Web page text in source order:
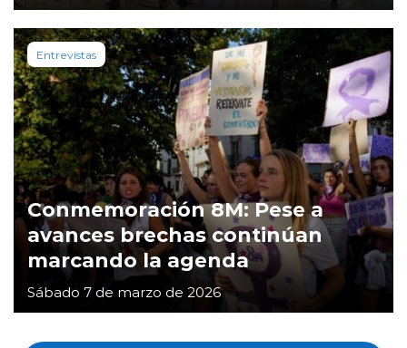
Entrevistas
Conmemoración 8M: Pese a
avances brechas continúan
marcando la agenda
Sábado 7 de marzo de 2026